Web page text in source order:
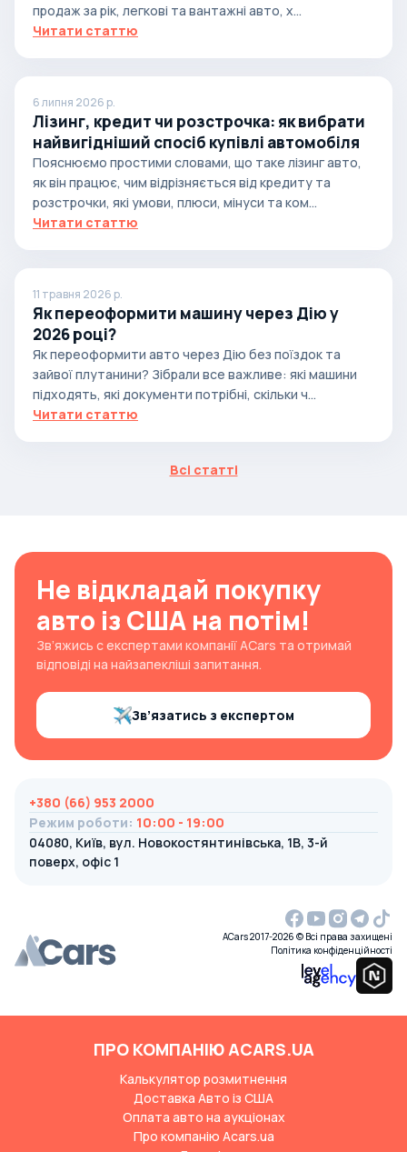
продаж за рік, легкові та вантажні авто, х...
Читати статтю
6 липня 2026 р.
Лізинг, кредит чи розстрочка: як вибрати
найвигідніший спосіб купівлі автомобіля
Пояснюємо простими словами, що таке лізинг авто,
як він працює, чим відрізняється від кредиту та
розстрочки, які умови, плюси, мінуси та ком...
Читати статтю
11 травня 2026 р.
Як переоформити машину через Дію у
2026 році?
Як переоформити авто через Дію без поїздок та
зайвої плутанини? Зібрали все важливе: які машини
підходять, які документи потрібні, скільки ч...
Читати статтю
Всі статті
Не відкладай покупку
авто із США на потім!
Зв’яжись с експертами компанії ACars та отримай
відповіді на найзапекліші запитання.
Зв’язатись з експертом
+380 (66) 953 2000
Режим роботи: 10:00 - 19:00
04080, Київ, вул. Новокостянтинівська, 1В, 3-й
поверх, офіс 1
ACars 2017-2026 © Всі права захищені
Політика конфіденційності
ПРО КОМПАНІЮ ACARS.UA
Калькулятор розмитнення
Доставка Авто із США
Оплата авто на аукціонах
Про компанію Acars.ua